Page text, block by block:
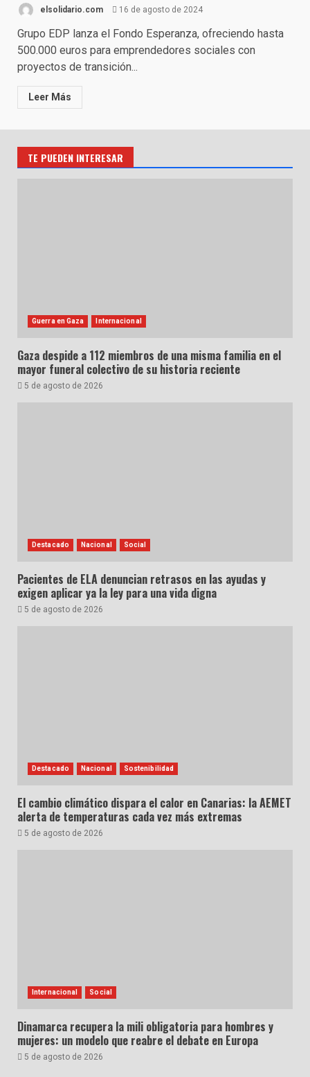
elsolidario.com 16 de agosto de 2024
Grupo EDP lanza el Fondo Esperanza, ofreciendo hasta
500.000 euros para emprendedores sociales con
proyectos de transición...
Leer Más
TE PUEDEN INTERESAR
Guerra en Gaza Internacional
Gaza despide a 112 miembros de una misma familia en el
mayor funeral colectivo de su historia reciente
5 de agosto de 2026
Destacado Nacional Social
Pacientes de ELA denuncian retrasos en las ayudas y
exigen aplicar ya la ley para una vida digna
5 de agosto de 2026
Destacado Nacional Sostenibilidad
El cambio climático dispara el calor en Canarias: la AEMET
alerta de temperaturas cada vez más extremas
5 de agosto de 2026
Internacional Social
Dinamarca recupera la mili obligatoria para hombres y
mujeres: un modelo que reabre el debate en Europa
5 de agosto de 2026